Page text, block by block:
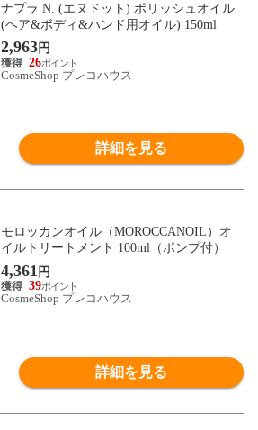
ナプラ N. (エヌドット) ポリッシュオイル
(ヘア&ボディ&ハンド用オイル) 150ml
2,963円
26
CosmeShop プレコハウス
詳細を見る
モロッカンオイル（MOROCCANOIL）オ
イルトリートメント 100ml（ポンプ付）
4,361 円
39
CosmeShop プレコハウス
詳細を見る